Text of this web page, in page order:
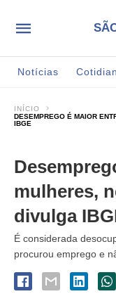
Notícias
INÍCIO
DESEMPREGO É MAIOR
IBGE
mulheres,
divulga
É considerada
procurou emprego e